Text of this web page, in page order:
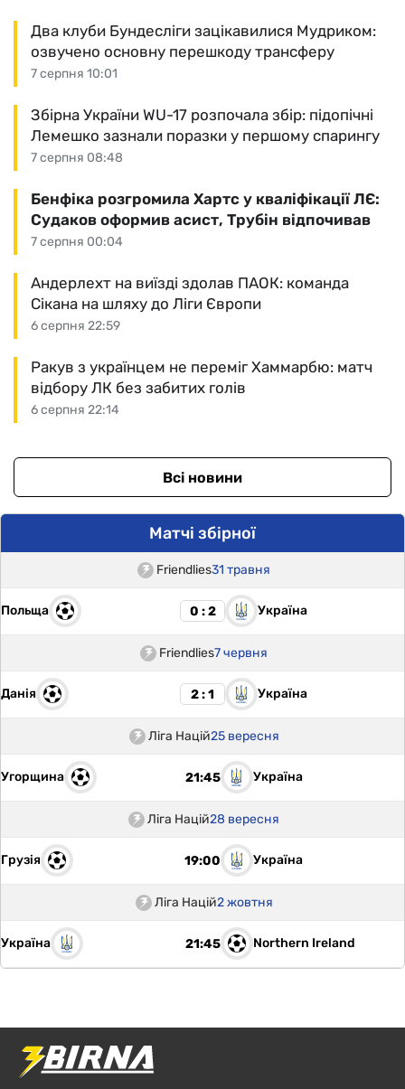
7 серпня 10:01
Два клуби Бундесліги зацікавилися Мудриком:
озвучено основну перешкоду трансферу
7 серпня 08:48
Збірна України WU-17 розпочала збір: підопічні
Лемешко зазнали поразки у першому спарингу
7 серпня 00:04
Бенфіка розгромила Хартс у кваліфікації ЛЄ:
Судаков оформив асист, Трубін відпочивав
6 серпня 22:59
Андерлехт на виїзді здолав ПАОК: команда
Сікана на шляху до Ліги Європи
6 серпня 22:14
Ракув з українцем не переміг Хаммарбю: матч
відбору ЛК без забитих голів
Всі новини
Матчі збірної
Friendlies31 травня
Польща 0 : 2 Україна
Friendlies7 червня
Данія 2 : 1 Україна
Ліга Націй25 вересня
Угорщина 21:45 Україна
Ліга Націй28 вересня
Грузія 19:00 Україна
Ліга Націй2 жовтня
Україна 21:45 Northern Ireland